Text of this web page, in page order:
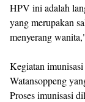
HPV ini adalah
yang merupakan
menyerang
Kegiatan
Watansoppeng
Proses imunisasi